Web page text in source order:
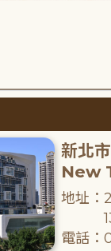
新北
New
地址：
電話